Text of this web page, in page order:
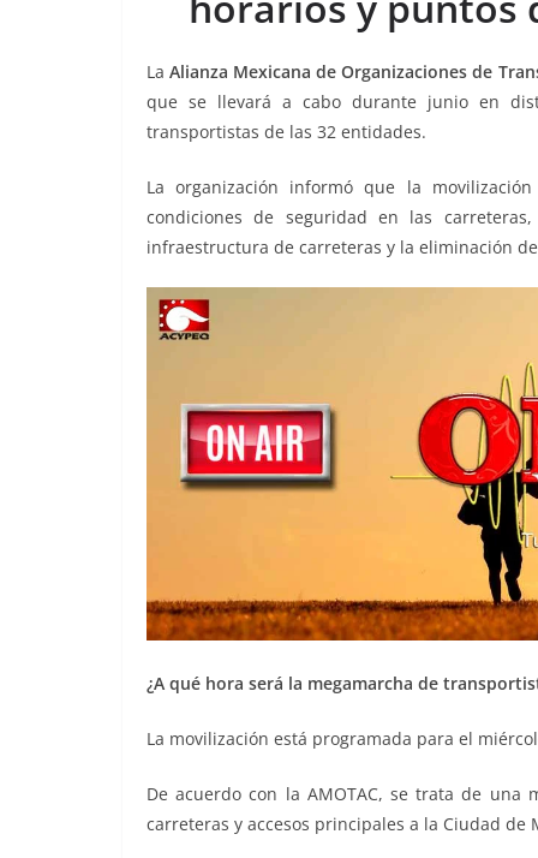
o
o
k
p
p
g
er
m tir
LaAlianza Mexicana de Organizaciones de
que se llevará a cabo durante junio en
transportistas de las 32 entidades.
La organización informó que la
condiciones de seguridad en las
infraestructura de carreteras y la eliminación
¿A qué hora será la megamarcha de
La movilización está programada para el
De acuerdo con la AMOTAC, se trata de una
carreteras y accesos principales a la Ciudad de